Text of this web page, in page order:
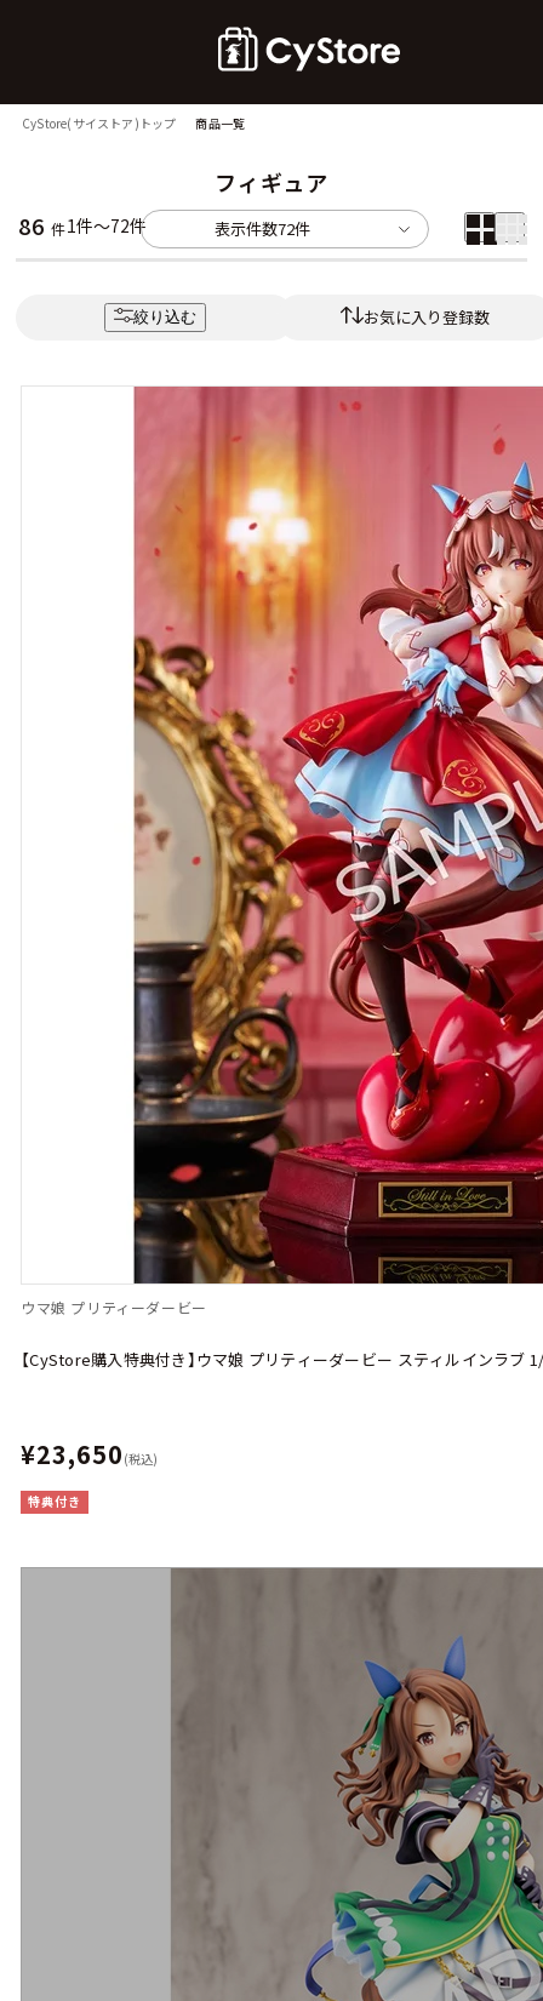
CyStore(サイストア)トップ 商品一覧
フィギュア
86 件1件～72件 表示件数72件
絞り込む お気に入り登録数
ウマ娘 プリティーダービー
【CyStore購入特典付き】ウマ娘 プリティーダービー スティルインラブ
¥23,650 (税込)
特典付き